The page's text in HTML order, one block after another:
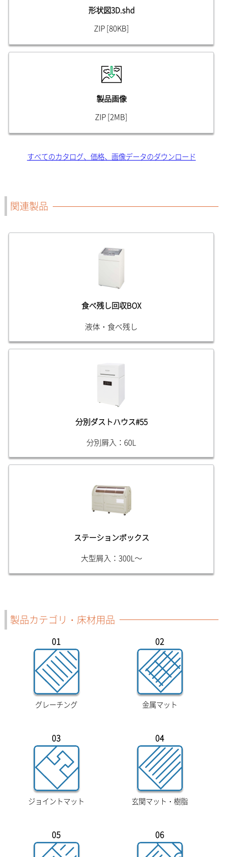
形状図3D.shd
ZIP [80KB]
製品画像
ZIP [2MB]
すべてのカタログ、価格、画像データのダウンロード
関連製品
食べ残し回収BOX
液体・食べ残し
分別ダストハウス#55
分別屑入：60L
ステーションボックス
大型屑入：300L～
製品カテゴリ・床材用品
01
グレーチング
02
金属マット
03
ジョイントマット
04
玄関マット・樹脂
05 06